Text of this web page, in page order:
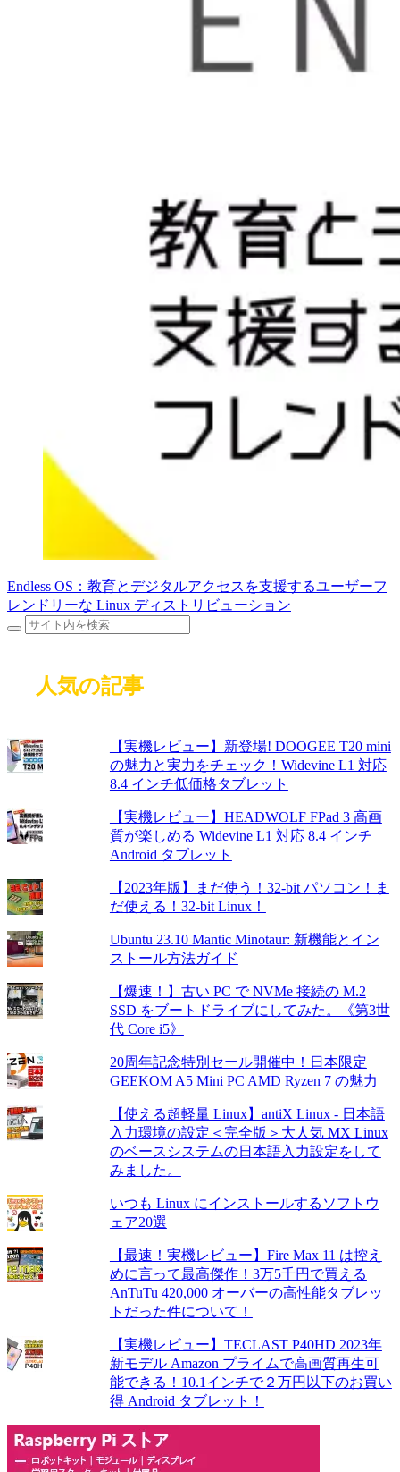
Endless OS：教育とデジタルアクセスを支援するユーザーフ
レンドリーな Linux ディストリビューション
人気の記事
【実機レビュー】新登場! DOOGEE T20 mini
の魅力と実力をチェック！Widevine L1 対応
8.4 インチ低価格タブレット
【実機レビュー】HEADWOLF FPad 3 高画
質が楽しめる Widevine L1 対応 8.4 インチ
Android タブレット
【2023年版】まだ使う！32-bit パソコン！ま
だ使える！32-bit Linux！
Ubuntu 23.10 Mantic Minotaur: 新機能とイン
ストール方法ガイド
【爆速！】古い PC で NVMe 接続の M.2
SSD をブートドライブにしてみた。《第3世
代 Core i5》
20周年記念特別セール開催中！日本限定
GEEKOM A5 Mini PC AMD Ryzen 7 の魅力
【使える超軽量 Linux】antiX Linux - 日本語
入力環境の設定＜完全版＞大人気 MX Linux
のベースシステムの日本語入力設定をして
みました。
いつも Linux にインストールするソフトウ
ェア20選
【最速！実機レビュー】Fire Max 11 は控え
めに言って最高傑作！3万5千円で買える
AnTuTu 420,000 オーバーの高性能タブレッ
トだった件について！
【実機レビュー】TECLAST P40HD 2023年
新モデル Amazon プライムで高画質再生可
能できる！10.1インチで２万円以下のお買い
得 Android タブレット！